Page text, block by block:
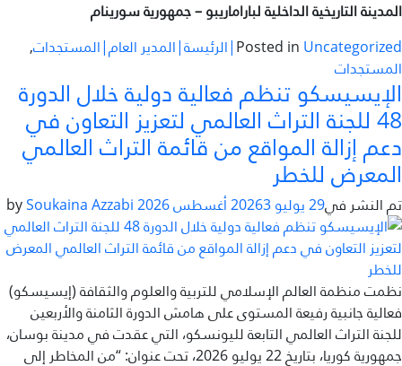
المدينة التاريخية الداخلية لباراماريبو – جمهورية سورينام
Posted in Uncategorized|الرئيسة|المدير العام|المستجدات
,
المستجدات
الإيسيسكو تنظم فعالية دولية خلال الدورة
48 للجنة التراث العالمي لتعزيز التعاون في
دعم إزالة المواقع من قائمة التراث العالمي
المعرض للخطر
تم النشر في29 يوليو 2026 3 أغسطس 2026 Soukaina Azzabi
نظمت منظمة العالم الإسلامي للتربية والعلوم والثقافة (إيسيسكو)
فعالية جانبية رفيعة المستوى على هامش الدورة الثامنة والأربعين
للجنة التراث العالمي التابعة لليونسكو، التي عقدت في مدينة بوسان،
جمهورية كوريا، بتاريخ 22 يوليو 2026، تحت عنوان: “من المخاطر إلى